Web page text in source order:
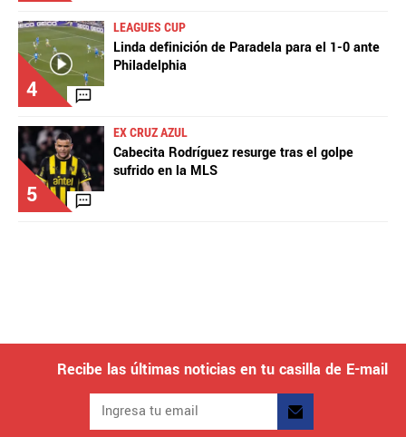
4
LEAGUES CUP
Linda definición de Paradela para el 1-0 ante
Philadelphia
5
EX CRUZ AZUL
Cabecita Rodríguez resurge tras el golpe
sufrido en la MLS
Recibe las últimas noticias en tu casilla de E-mail